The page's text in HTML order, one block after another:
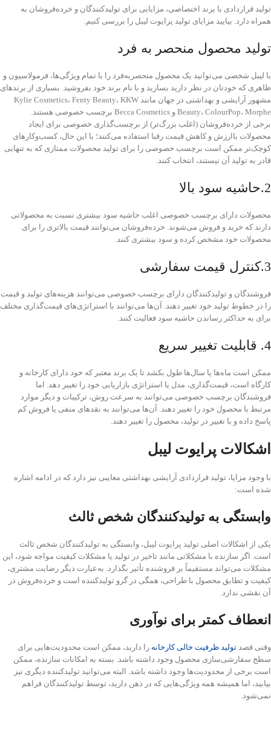
تولید قراردادی با برند اختصاصی، مزایایی برای تولیدکنندگان و خرده‌فروشان به
همراه دارد. بیایید مزایای تولید پرایوت لیبل را بررسی کنیم.
تولید محصول منحصر به فرد
با لیبل شخصی می‌توانید یک محصول منحصر‌به‌فرد را با تمام ویژگی‌ها، فرمولاسیون و
ظاهری که خودتان در نظر دارید بسازید و با نام برند خود بفروشید. بسیاری از برند‌های
مشهور آرایشی و بهداشتی در جهان مانند Kylie Cosmetics، Fenty Beauty، KKW
Beauty، ColourPop، Morphe و Becca Cosmetics برچسب خصوصی هستند.
برخی از خرده‌فروشان (اغلب بزرگ‌تر) از برچسب‌گذاری خصوصی برای ایجاد
محصولات باارزش و کاهش قیمت رقبا استفاده می‌کنند؛ با این حال، کسب‌وکارهای
کوچک‌تر ممکن است برچسب خصوصی را برای تولید محصولات ممتازی که به تنهایی
قادر به تولید آن نیستند، انتخاب کنند.
2.حاشیه سود بالا
محصولات دارای برچسب خصوصی اغلب حاشیه سود بیشتری نسبت به محصولاتی
دارند که خرید و فروش می‌شوند. خرده‌فروشان می‌توانند قیمت بالاتری را برای
محصولات خود مشخص کرده و سود بیشتری کنند.
3.کنترل قیمت سفارشی
فروشندگان و تولیدکنندگان دارای برچسب خصوصی می‌توانند هزینه‌های تولید و قیمت
را در خطوط تولید خود تغییر دهند. آن‌ها می‌توانند با استراتژی‌های قیمت‌گذاری مختلف
برای به حداکثر‌ رساندن حاشیه سود فعالیت کنند.
4. قابلیت تغییر سریع
ممکن است ماه‌ها یا سال‌ها طول بکشد تا یک برند معتبر که خود دارای کارخانه و
کارگاه است، قیمت‌گذاری، مدل یا استراتژی بازاریابی خود را تغییر دهد. اما
فروشندگان برچسب خصوصی می‌توانند به ‌سرعت روش، ترکیبات و دیگر موارد
مرتبط با محصول خود را تغییر دهند. آن‌ها می‌توانند به نقدهای منفی یا فروش کم
پاسخ داده و با تغییر در تولید، محصول را تغییر دهند.
اشکالات پرایوت لیبل
با وجود مزایا، تولید قراردادی آرایشی بهداشتی معایبی نیز دارد که در ادامه اشاره
شده است:
وابستگی به تولید‌کنندگان شخص ثالث
یکی از اشکالات اصلی تولید پرایوت لیبل، وابستگی به تولیدکنندگان شخص ثالث
است. اگر سازنده با مشکلاتی مانند تاخیر در تولید یا مشکلات کیفیت مواجه شود، این
مشکلات می‌تواند مستقیماً بر فروشنده تأثیر بگذارد. به‌عبارت دیگر رضایت مشتری،
کیفیت و تطابق محصول با طراحی، همگی در گرو تولید‌کننده است و خرده‌فروش در
آن نقشی ندارد.
انعطاف کمتر برای نوآوری
وقتی قصد تولید ظرفیت خالی کارخانه را دارید، ممکن است محدودیت‌هایی برای
سطح سفارشی‌سازی محصول وجود داشته باشد. بسته به امکانات سازنده، ممکن
است برخی از محدودیت‌ها وجود داشته باشد. البته می‌توانید تولید‌کننده دیگری نیز
بیابید، اما همیشه همه ویژگی‌هایی که در ذهن دارید، توسط تولیدکنندگان فراهم
نمی‌شود.